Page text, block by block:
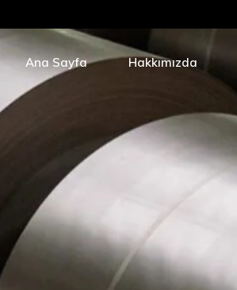
Ana Sayfa Hakkımızda